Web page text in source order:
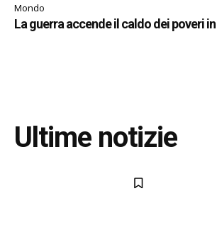
Mondo
La guerra accende il caldo dei poveri
Ultime notizie